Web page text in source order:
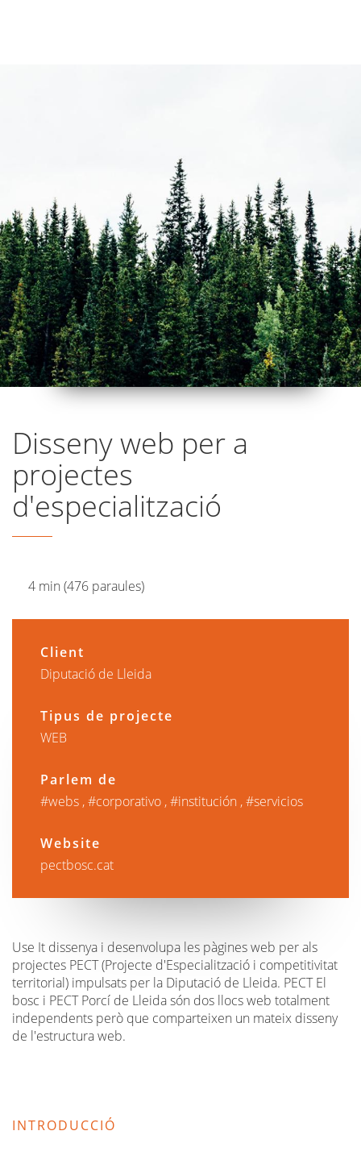
Disseny web per a
projectes
d'especialització
4 min (476 paraules)
Client
Diputació de Lleida
Tipus de projecte
WEB
Parlem de
webs
corporativo institución servicios
Website
pectbosc.cat
Use It dissenya i desenvolupa les pàgines web per als
projectes PECT (Projecte d'Especialització i competitivitat
territorial) impulsats per la Diputació de Lleida. PECT El
bosc i PECT Porcí de Lleida són dos llocs web totalment
independents però que comparteixen un mateix disseny
de l'estructura web.
INTRODUCCIÓ